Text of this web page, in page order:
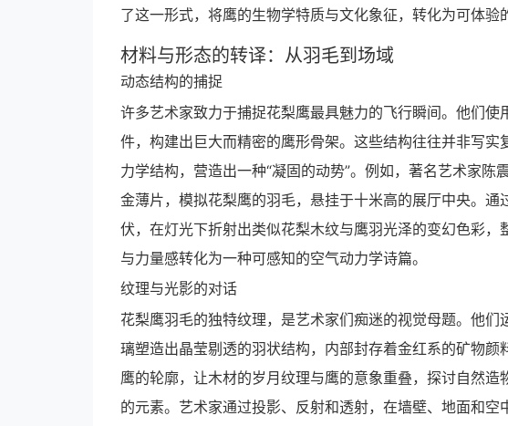
了这一形式，将鹰的生物学特质与文化象征，转化为可体验
材料与形态的转译：从羽毛到场域
动态结构的捕捉
许多艺术家致力于捕捉花梨鹰最具魅力的飞行瞬间。他们
件，构建出巨大而精密的鹰形骨架。这些结构往往并非写
力学结构，营造出一种“凝固的动势”。例如，著名艺术家
金薄片，模拟花梨鹰的羽毛，悬挂于十米高的展厅中央。
伏，在灯光下折射出类似花梨木纹与鹰羽光泽的变幻色彩
与力量感转化为一种可感知的空气动力学诗篇。
纹理与光影的对话
花梨鹰羽毛的独特纹理，是艺术家们痴迷的视觉母题。他
璃塑造出晶莹剔透的羽状结构，内部封存着金红系的矿物
鹰的轮廓，让木材的岁月纹理与鹰的意象重叠，探讨自然造
的元素。艺术家通过投影、反射和透射，在墙壁、地面和